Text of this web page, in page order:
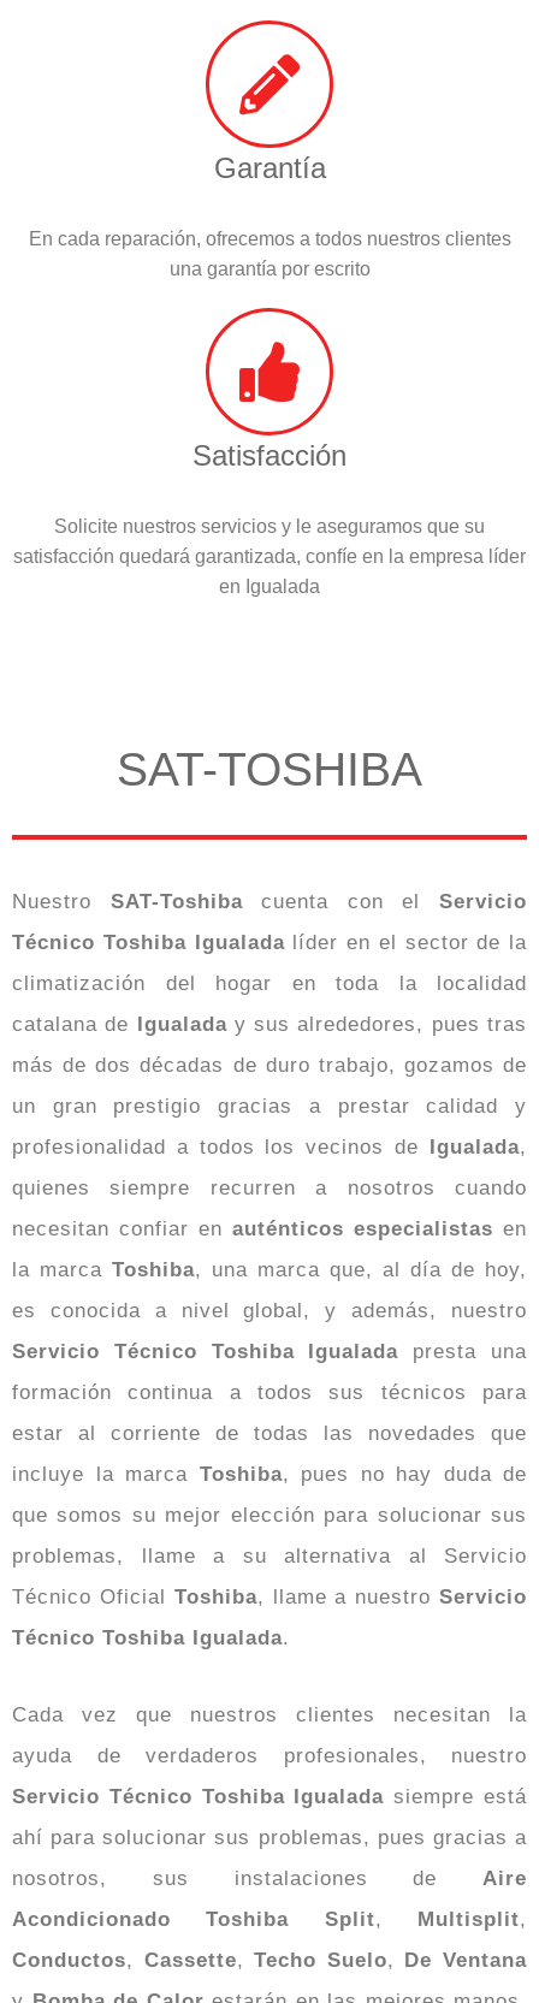
Garantía
En cada reparación, ofrecemos a todos nuestros clientes
una garantía por escrito
Satisfacción
Solicite nuestros servicios y le aseguramos que su
satisfacción quedará garantizada, confíe en la empresa líder
en Igualada
SAT-TOSHIBA
Nuestro SAT-Toshibacuenta con elServicio
Técnico Toshiba Igualada líder en el sector de la
climatización del hogar en toda la localidad
catalana de Igualaday sus alrededores, pues tras
más de dos décadas de duro trabajo, gozamos de
un gran prestigio gracias a prestar calidad y
profesionalidad a todos los vecinos de Igualada,
quienes siempre recurren a nosotros cuando
necesitan confiar en auténticos especialistas en
la marca Toshiba, una marca que, al día de hoy,
es conocida a nivel global, y además, nuestro
Servicio Técnico Toshiba Igualada presta una
formación continua a todos sus técnicos para
estar al corriente de todas las novedades que
incluye la marca Toshiba, pues no hay duda de
que somos su mejor elección para solucionar sus
problemas, llame a su alternativa al Servicio
Técnico Oficial Toshiba, llame a nuestroServicio
Técnico Toshiba Igualada.
Cada vez que nuestros clientes necesitan la
ayuda de verdaderos profesionales, nuestro
Servicio Técnico Toshiba Igualadasiempre está
ahí para solucionar sus problemas, pues gracias a
nosotros, sus instalaciones de Aire
Acondicionado Toshiba
Split, Multisplit,
Conductos, Cassette,Techo Suelo, De Ventana